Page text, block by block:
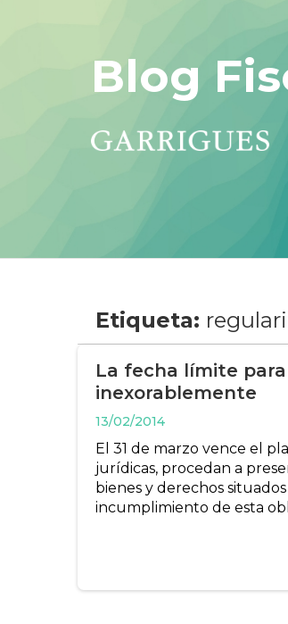
Blog
Etiqueta:
La fecha límite
inexorablemente
13/02/2014
El 31 de marzo vence el
jurídicas, procedan a
bienes y derechos
incumplimiento de esta